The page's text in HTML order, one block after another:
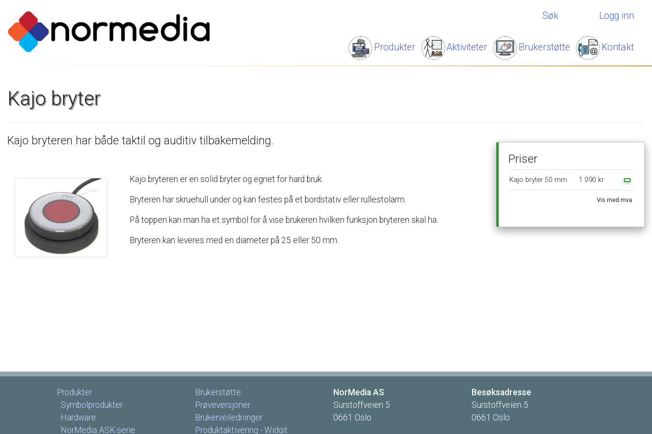
Søk Logg inn
Produkter Aktiviteter Brukerstøtte Kontakt
Kajo bryter
Kajo bryteren har både taktil og auditiv tilbakemelding.
Kajo bryteren er en solid bryter og egnet for hard bruk.
Bryteren har skruehull under og kan festes på et bordstativ eller rullestolarm.
På toppen kan man ha et symbol for å vise brukeren hvilken funksjon bryteren skal ha.
Bryteren kan leveres med en diameter på 25 eller 50 mm.
Priser
Kajo bryter 50 mm 1 090 kr
Vis med mva
Produkter
Symbolprodukter
Hardware
NorMedia ASK-serie
Brukerstøtte
Prøveversjoner
Brukerveiledninger
Produktaktivering - Widgit
NorMedia AS
Surstoffveien 5
0661 Oslo
Besøksadresse
Surstoffveien 5
0661 Oslo